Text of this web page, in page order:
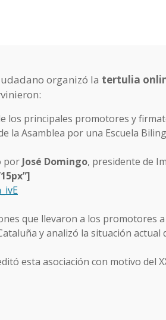
organizó la tertulia
los principales promotores y
la Asamblea por una Escuela
por José Domingo, presidente de
que llevaron a los promotores
y analizó la situación
esta asociación con motivo del